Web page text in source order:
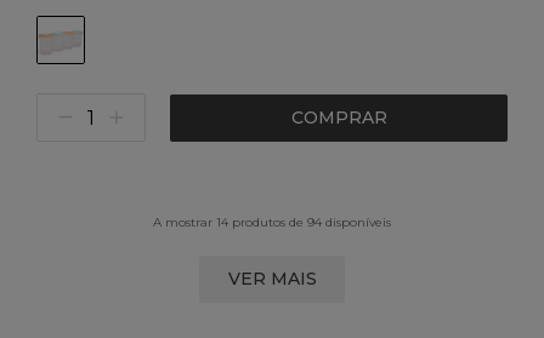
COMPRAR
A mostrar 14 produtos de 94 disponíveis
VER MAIS